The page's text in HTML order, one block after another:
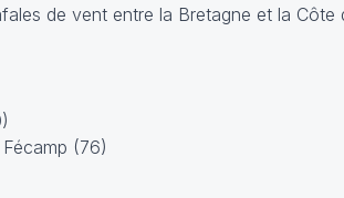
de vent entre la Bretagne et la Côte
(76)